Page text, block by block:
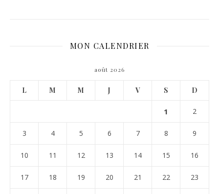
MON CALENDRIER
août 2026
L M M J V S D
1 2
3 4 5 6 7 8 9
10 11 12 13 14 15 16
17 18 19 20 21 22 23